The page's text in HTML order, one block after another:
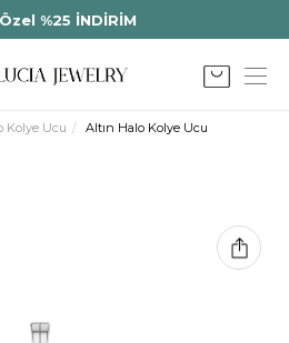
%25 İNDİRİM
Kolye Ucu Altın Halo Kolye Ucu